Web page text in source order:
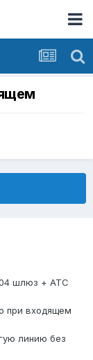
шлюз + АТС
при входящем
линию без